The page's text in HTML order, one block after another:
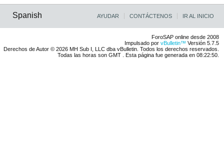
Spanish AYUDAR CONTÁCTENOS IR AL INICIO
ForoSAP online desde 2008
Impulsado por vBulletin™ Versión 5.7.5
Derechos de Autor © 2026 MH Sub I, LLC dba vBulletin. Todos los derechos reservados.
Todas las horas son GMT . Esta página fue generada en 08:22:50.